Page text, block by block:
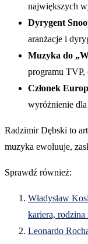
największych
Dyrygent
aranżacje i
Muzyka do
programu TVP,
Członek
wyróżnienie
Radzimir Dębski to
muzyka ewoluuje,
Sprawdź również:
Władysław
kariera,
Leonardo